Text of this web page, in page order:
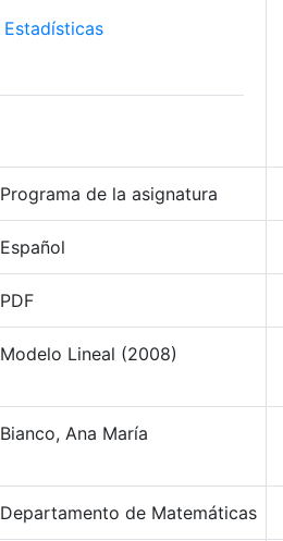
Estadísticas
Programa de la asignatura
Español
PDF
Modelo Lineal (2008)
Bianco, Ana María
Departamento de Matemáticas